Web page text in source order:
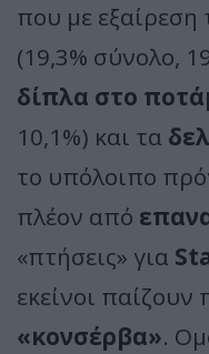
που με εξαίρεση
(19,3% σύνολο,
δίπλα στο
10,1%) και τα
το υπόλοιπο
πλέον από
«πτήσεις» για
εκείνοι
«κονσέρβα».